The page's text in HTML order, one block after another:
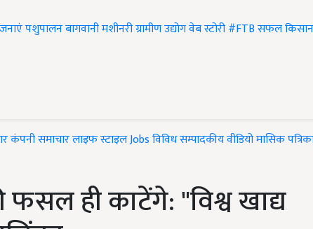
पशुपालनबागवानीमशीनरीग्रामीण उद्योगवेब स्टोरी#FTBसफल किसान
कंपनी समाचारलाइफ स्टाइलJobsविविधसम्पादकीयवीडियोमासिक
ही काटेंगे: "विश्व खाद्य